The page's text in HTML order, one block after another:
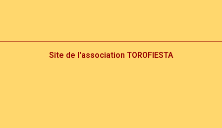
Site de l'association TOROFIESTA